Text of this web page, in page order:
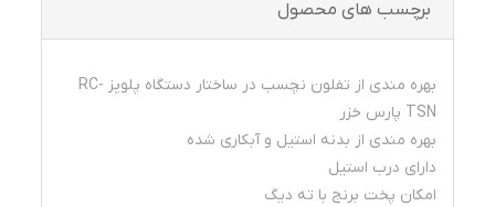
برچسب های محصول
بهره مندی از تفلون نچسب در ساختار دستگاه پلوپز RC-
TSN پارس خزر
بهره مندی از بدنه استیل و آبکاری شده
دارای درب استیل
امکان پخت برنج با ته دیگ